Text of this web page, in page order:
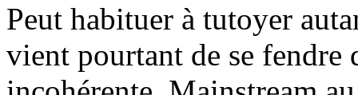
Peut habituer à tutoyer
vient pourtant de se fendre